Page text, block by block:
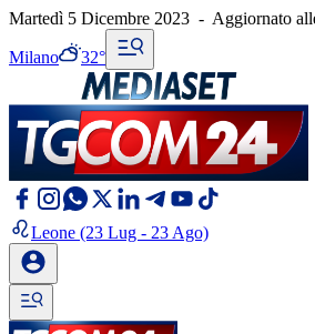
Martedì 5 Dicembre 2023 - Aggiornato
Milano 32°
Leone (23 Lug - 23 Ago)